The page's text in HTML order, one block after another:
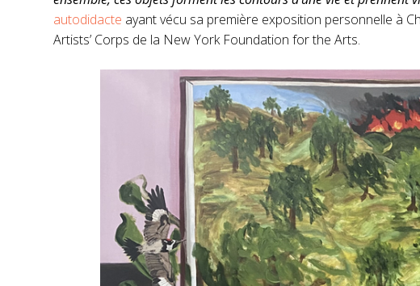
autodidacte ayant vécu sa première exposition personnelle à
Artists’ Corps de la New York Foundation for the Arts.